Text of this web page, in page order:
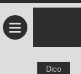
≡
Dico